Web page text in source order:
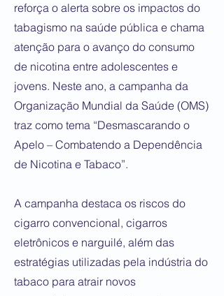
reforça o alerta sobre os impactos do
tabagismo na saúde pública e chama
atenção para o avanço do consumo
de nicotina entre adolescentes e
jovens. Neste ano, a campanha da
Organização Mundial da Saúde (OMS)
traz como tema “Desmascarando o
Apelo – Combatendo a Dependência
de Nicotina e Tabaco”.
A campanha destaca os riscos do
cigarro convencional, cigarros
eletrônicos e narguilé, além das
estratégias utilizadas pela indústria do
tabaco para atrair novos